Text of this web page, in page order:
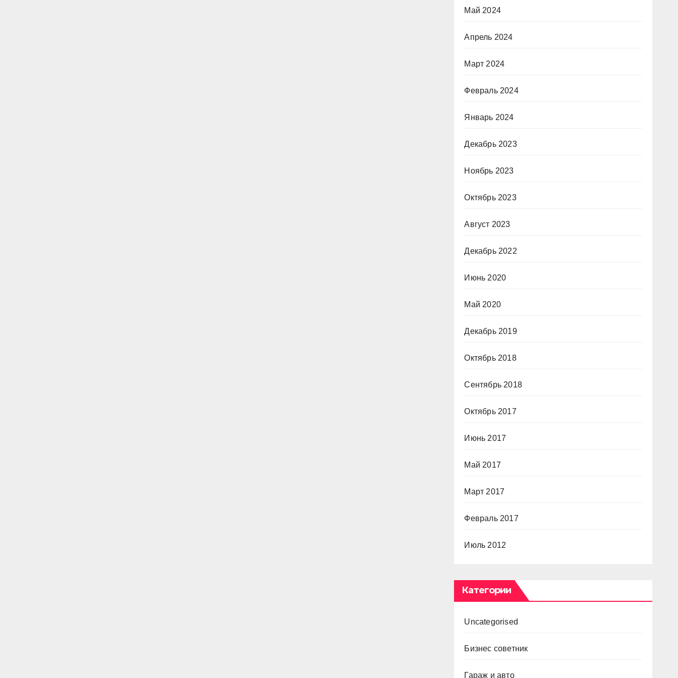
Май 2024
Апрель 2024
Март 2024
Февраль 2024
Январь 2024
Декабрь 2023
Ноябрь 2023
Октябрь 2023
Август 2023
Декабрь 2022
Июнь 2020
Май 2020
Декабрь 2019
Октябрь 2018
Сентябрь 2018
Октябрь 2017
Июнь 2017
Май 2017
Март 2017
Февраль 2017
Июль 2012
Категории
Uncategorised
Бизнес советник
Гараж и авто